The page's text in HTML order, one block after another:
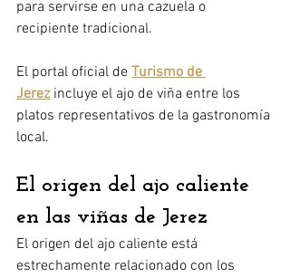
para servirse en una cazuela o
recipiente tradicional.
El portal oficial de Turismo de
Jerez incluye el ajo de viña entre los
platos representativos de la gastronomía
local.
El origen del ajo caliente
en las viñas de Jerez
El origen del ajo caliente está
estrechamente relacionado con los